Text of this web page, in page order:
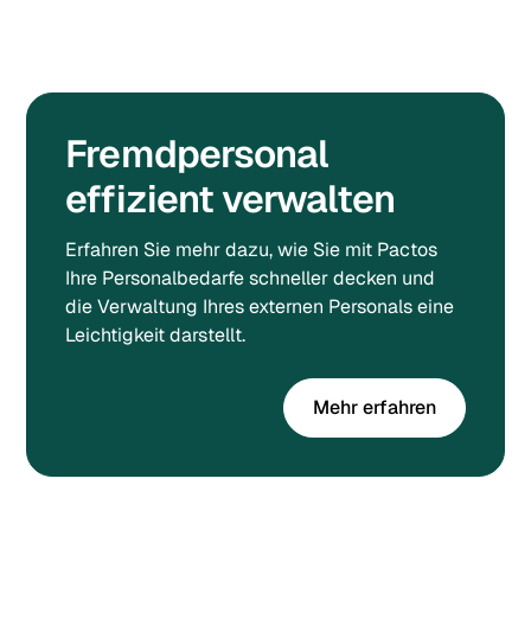
Fremdpersonal
effizient verwalten
Erfahren Sie mehr dazu, wie Sie mit Pactos
Ihre Personalbedarfe schneller decken und
die Verwaltung Ihres externen Personals eine
Leichtigkeit darstellt.
Mehr erfahren